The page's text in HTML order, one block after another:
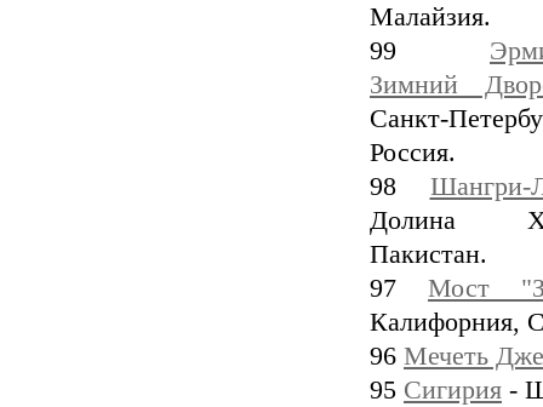
Малайзия.
99
Зимний
Санкт-
Россия.
98 Шангри-
Долина
Пакистан.
97 Мост
Калифорния,
96 Мечеть
95 Сигирия -